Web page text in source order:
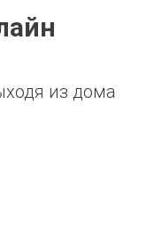
из дома